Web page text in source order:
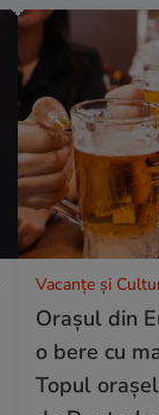
Vacanțe și
Orașul din
o bere cu
Topul